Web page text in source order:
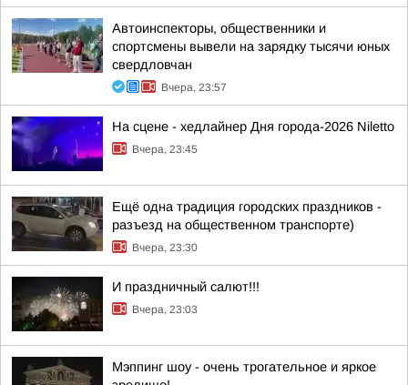
Автоинспекторы, общественники и
спортсмены вывели на зарядку тысячи юных
свердловчан
Вчера, 23:57
На сцене - хедлайнер Дня города-2026 Niletto
Вчера, 23:45
Ещё одна традиция городских праздников -
разъезд на общественном транспорте)
Вчера, 23:30
И праздничный салют!!!
Вчера, 23:03
Мэппинг шоу - очень трогательное и яркое